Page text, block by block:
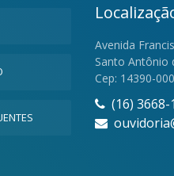
Avenida
Santo Antônio
Cep: 14390-000
(16) 3668-